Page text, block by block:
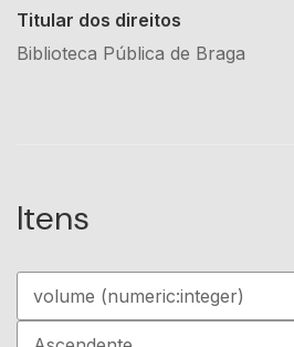
Titular dos direitos
Biblioteca Pública de Braga
Itens